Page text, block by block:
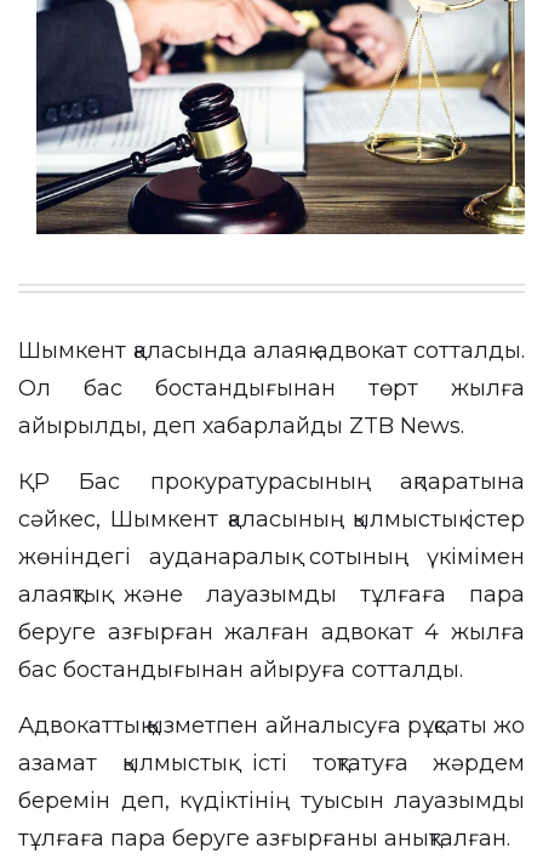
Шымкент қаласында алаяқ адвокат сотталды.
Ол бас бостандығынан төрт жылға
айырылды, деп хабарлайды ZTB News.
ҚР Бас прокуратурасының ақпаратына
сәйкес, Шымкент қаласының қылмыстық істер
жөніндегі ауданаралық сотының үкімімен
алаяқтық және лауазымды тұлғаға пара
беруге азғырған жалған адвокат 4 жылға
бас бостандығынан айыруға сотталды.
Адвокаттық қызметпен айналысуға рұқсаты жоқ
азамат қылмыстық істі тоқтатуға жәрдем
беремін деп, күдіктінің туысын лауазымды
тұлғаға пара беруге азғырғаны анықталған.